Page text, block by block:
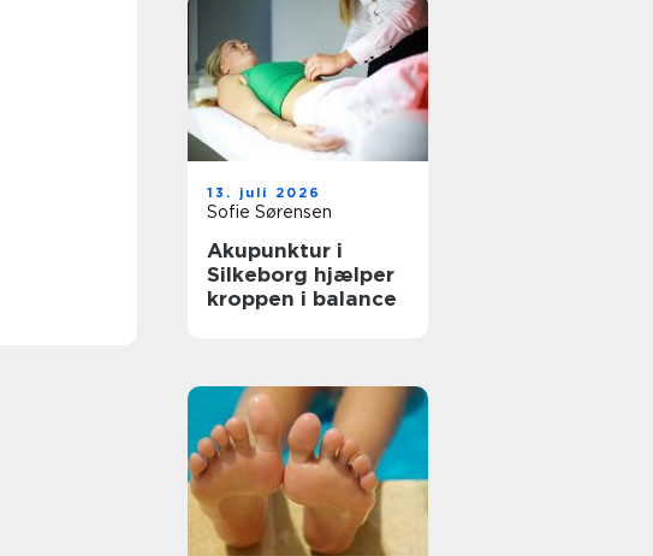
13. juli 2026
Sofie Sørensen
Akupunktur i
Silkeborg hjælper
kroppen i balance